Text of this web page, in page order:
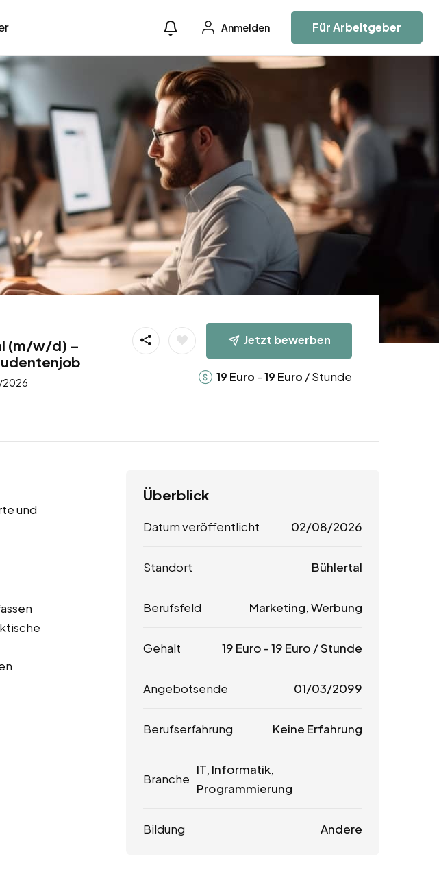
Anmelden Für Arbeitgeber
(m/w/d) –
Jetzt bewerben
19 Euro -19 Euro / Stunde
und
Überblick
Datum veröffentlicht 02/08/2026
Standort Bühlertal
Berufsfeld Marketing, Werbung
Gehalt 19 Euro -19 Euro / Stunde
Angebotsende 01/03/2099
Berufserfahrung Keine Erfahrung
Branche
IT, Informatik,
Programmierung
Bildung Andere